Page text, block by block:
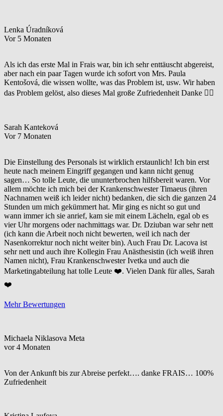
Lenka Úradníková
Vor 5 Monaten
Als ich das erste Mal in Frais war, bin ich sehr enttäuscht abgereist,
aber nach ein paar Tagen wurde ich sofort von Mrs. Paula
Kentošová, die wissen wollte, was das Problem ist, usw. Wir haben
das Problem gelöst, also dieses Mal große Zufriedenheit Danke 👌🏻
Sarah Kanteková
Vor 7 Monaten
Die Einstellung des Personals ist wirklich erstaunlich! Ich bin erst
heute nach meinem Eingriff gegangen und kann nicht genug
sagen… So tolle Leute, die ununterbrochen hilfsbereit waren. Vor
allem möchte ich mich bei der Krankenschwester Timaeus (ihren
Nachnamen weiß ich leider nicht) bedanken, die sich die ganzen 24
Stunden um mich gekümmert hat. Mir ging es nicht so gut und
wann immer ich sie anrief, kam sie mit einem Lächeln, egal ob es
vier Uhr morgens oder nachmittags war. Dr. Dziuban war sehr nett
(ich kann die Arbeit noch nicht bewerten, weil ich nach der
Nasenkorrektur noch nicht weiter bin). Auch Frau Dr. Lacova ist
sehr nett und auch ihre Kollegin Frau Anästhesistin (ich weiß ihren
Namen nicht), Frau Krankenschwester Ivetka und auch die
Marketingabteilung hat tolle Leute ❤️. Vielen Dank für alles, Sarah
❤️
Mehr Bewertungen
Michaela Niklasova Meta
vor 4 Monaten
Von der Ankunft bis zur Abreise perfekt…. danke FRAIS… 100%
Zufriedenheit